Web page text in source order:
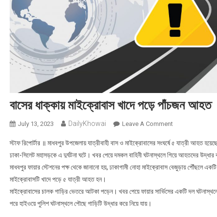
বাসের ধাক্কায় মাইক্রোবাস খাদে পড়ে পাঁচজন আহত
July 13, 2023 DailyKhowai Leave A CommentOn বাসের ধাক্কায়
স্টাফ রিপোর্টার ॥ মাধবপুর উপজেলায় যাত্রীবাহী বাস ও মাইক্রোবাসের সংঘর্ষে ৫ যাত্রী আহত
ঢাকা-সিলেট মহাসড়কে এ দুর্ঘটনা ঘটে। খবর পেয়ে দমকল বাহিনী ঘটনাস্থলে গিয়ে আহতদের
মাধবপুর ফায়ার স্টেশনের পক্ষ থেকে জানানো হয়, ঢাকাগামী নোহা মাইক্রোবাস বেজুড়ায় পৌঁছলে
মাইক্রোবাসটি খাদে পড়ে ৫ যাত্রী আহত হন।
মাইক্রোবাসের চালক গাড়ির ভেতরে আটকা পড়েন। খবর পেয়ে ফায়ার সার্ভিসের একটি দল
পরে হাইওয়ে পুলিশ ঘটনাস্থলে পৌছে গাড়িটি উদ্ধার করে নিয়ে যায়।